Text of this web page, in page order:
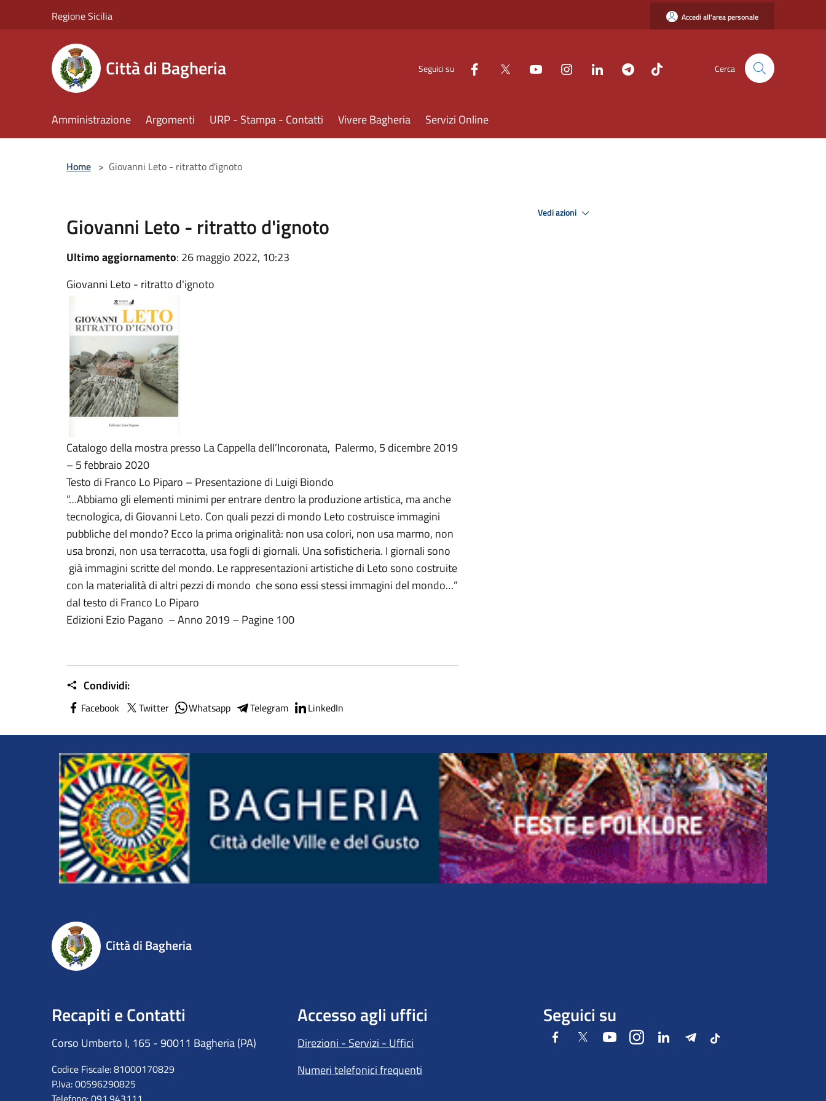
Regione Sicilia Accedi all'area personale
Città di Bagheria Seguici su Cerca
Amministrazione Argomenti URP - Stampa - Contatti Vivere Bagheria Servizi Online
Home > Giovanni Leto - ritratto d'ignoto
Giovanni Leto - ritratto d'ignoto
Ultimo aggiornamento: 26 maggio 2022, 10:23
Giovanni Leto - ritratto d'ignoto
Catalogo della mostra presso La Cappella dell’Incoronata, Palermo, 5 dicembre 2019
– 5 febbraio 2020
Testo di Franco Lo Piparo – Presentazione di Luigi Biondo
“…Abbiamo gli elementi minimi per entrare dentro la produzione artistica, ma anche
tecnologica, di Giovanni Leto. Con quali pezzi di mondo Leto costruisce immagini
pubbliche del mondo? Ecco la prima originalità: non usa colori, non usa marmo, non
usa bronzi, non usa terracotta, usa fogli di giornali. Una sofisticheria. I giornali sono
già immagini scritte del mondo. Le rappresentazioni artistiche di Leto sono costruite
con la materialità di altri pezzi di mondo che sono essi stessi immagini del mondo…”
dal testo di Franco Lo Piparo
Edizioni Ezio Pagano – Anno 2019 – Pagine 100
Condividi:
Facebook Twitter Whatsapp Telegram LinkedIn
Vedi azioni
Città di Bagheria
Recapiti e Contatti
Corso Umberto I, 165 - 90011 Bagheria (PA)
Codice Fiscale: 81000170829
P.Iva: 00596290825
Accesso agli uffici
Direzioni - Servizi - Uffici
Numeri telefonici frequenti
Seguici su
FacebookTwitter YoutubeInstagramLinkedIn Telegram
Tiktok